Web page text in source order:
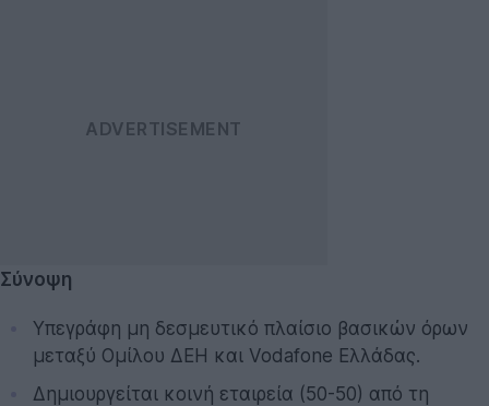
Σύνοψη
Υπεγράφη μη δεσμευτικό πλαίσιο βασικών όρων
μεταξύ Ομίλου ΔΕΗ και Vodafone Ελλάδας.
Δημιουργείται κοινή εταιρεία (50-50) από τη